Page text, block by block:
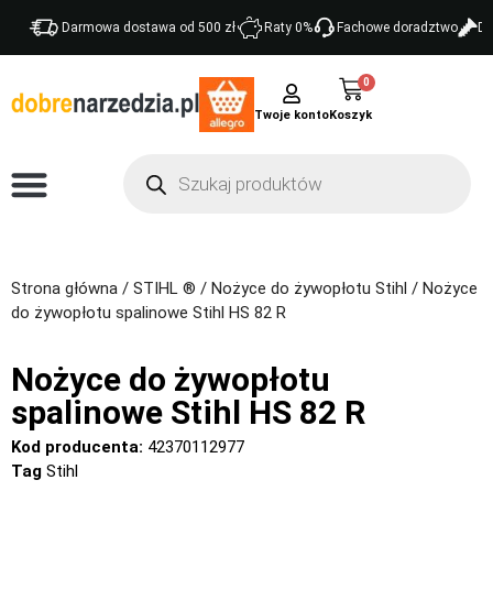
Darmowa dostawa od 500 zł Raty 0% Fachowe doradztwo
Twoje konto
0
Strona główna / STIHL ® / Nożyce do żywopłotu Stihl / Nożyce
do żywopłotu spalinowe Stihl HS 82 R
Nożyce do żywopłotu
spalinowe Stihl HS 82 R
Kod producenta: 42370112977
Tag Stihl